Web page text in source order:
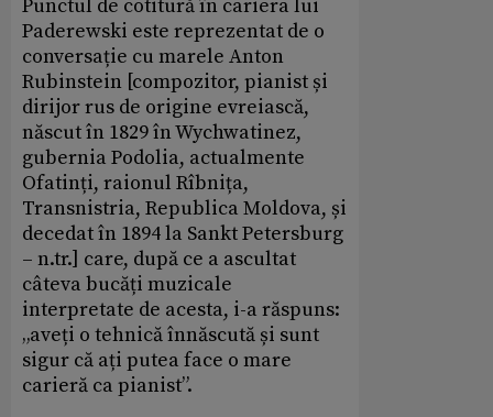
Punctul de cotitură în cariera lui
Paderewski este reprezentat de o
conversație cu marele Anton
Rubinstein [compozitor, pianist și
dirijor rus de origine evreiască,
născut în 1829 în Wychwatinez,
gubernia Podolia, actualmente
Ofatinți, raionul Rîbnița,
Transnistria, Republica Moldova, și
decedat în 1894 la Sankt Petersburg
– n.tr.] care, după ce a ascultat
câteva bucăți muzicale
interpretate de acesta, i-a răspuns:
„aveți o tehnică înnăscută și sunt
sigur că ați putea face o mare
carieră ca pianist”.